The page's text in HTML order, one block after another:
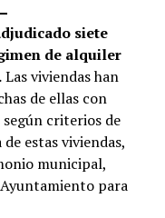
siete
de alquiler
Las viviendas han
de ellas con
según criterios de
estas viviendas,
municipal,
para